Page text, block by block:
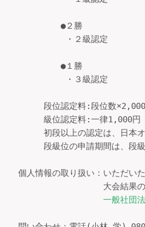
       　●２勝
・２級認定
       　●１勝
・３級認定
段位認定料:段位数×2,000円
級位認定料:一律1,000円　(
初段以上の認定は、日本オ
段級位の申請期間は、段級位
個人情報の取り扱い：いただい
大会結果の掲載等
一般社団